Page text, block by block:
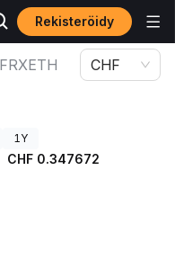
Rekisteröidy
CHF
1Y
CHF 0.347672